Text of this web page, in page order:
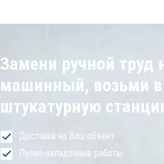
Замени ручной труд
машинный, возьми в
штукатурную
Доставка на Ваш объект
Пуско-наладочные работы